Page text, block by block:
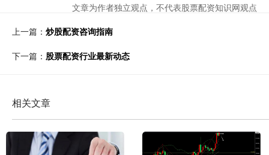
文章为作者独立观点，不代表股票配资知识网观点
上一篇： 炒股配资咨询指南
下一篇： 股票配资行业最新动态
相关文章